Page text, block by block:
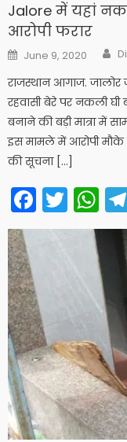
Jalore में यहां
आरोपी फरार
Posted
on
June 9, 2020
राजस्थान आगाज.
रहवासी बेरे पर नकली घी
बनाने की बड़ी मात्रा में
इस मामले में आरोपी मौके
की सूचना […]